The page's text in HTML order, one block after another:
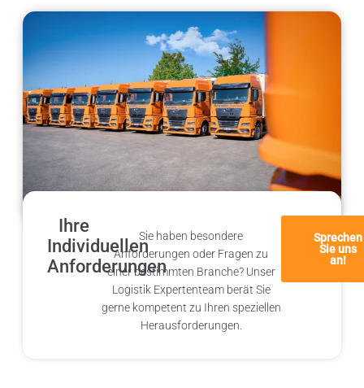
Ihre
Individuellen
Anforderungen
Sie haben besondere
Anforderungen oder Fragen zu
einer bestimmten Branche? Unser
Logistik Expertenteam berät Sie
gerne kompetent zu Ihren speziellen
Herausforderungen.
Sprechen
Sie uns
an!